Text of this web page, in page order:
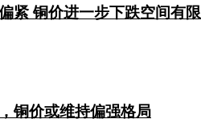
紧 铜价进一步下跌空间有限
铜价或维持偏强格局